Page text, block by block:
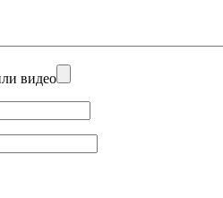
видео